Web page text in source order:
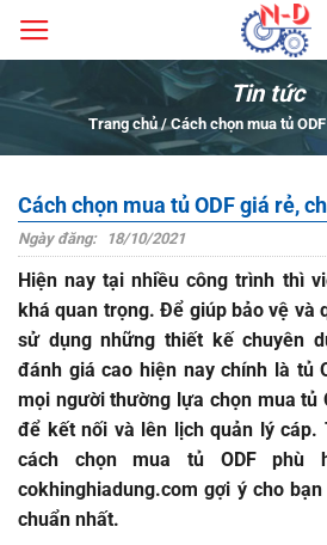
qua
dung
Tin tức
Trang chủ/Cách chọn mua tủ
Cách chọn mua tủ ODF giá rẻ,
Ngày đăng: 18/10/2021
Hiện nay tại nhiều công trình thì
khá quan trọng. Để giúp bảo vệ và
sử dụng những thiết kế chuyên
đánh giá cao hiện nay chính là tủ
mọi người thường lựa chọn mua tủ
để kết nối và lên lịch quản lý cáp.
cách chọn mua tủ ODF phù
cokhinghiadung.com gợi ý cho
chuẩn nhất.